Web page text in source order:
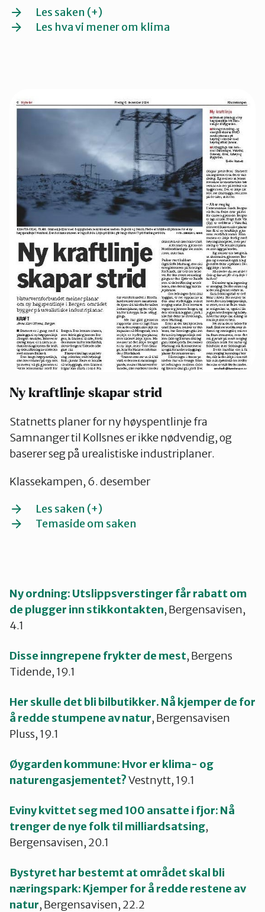
Les saken (+)
Les hva vi mener om klima
Ny kraftlinje skapar strid
Statnetts planer for ny høyspentlinje fra
Samnanger til Kollsnes er ikke nødvendig, og
baserer seg på urealistiske industriplaner.
Klassekampen, 6. desember
Les saken (+)
Temaside om saken
Ny ordning: Utslippsverstinger får rabatt om
de plugger inn stikkontakten, Bergensavisen,
4.1
Disse inngrepene frykter de mest, Bergens
Tidende, 19.1
Her skulle det bli bilbutikker. Nå kjemper de for
å redde stumpene av natur, Bergensavisen
Pluss, 19.1
Øygarden kommune: Hvor er klima- og
naturengasjementet?Vestnytt, 19.1
Eviny kvittet seg med 100 ansatte i fjor: Nå
trenger de nye folk til milliardsatsing,
Bergensavisen, 20.1
Bystyret har bestemt at området skal bli
næringspark: Kjemper for å redde restene av
natur, Bergensavisen, 22.2